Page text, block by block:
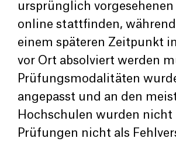
ursprünglich
online stattfinden, während
einem späteren Zeitpunkt
vor Ort absolviert werden
Prüfungsmodalitäten
angepasst und an den
Hochschulen wurden nicht
Prüfungen nicht als